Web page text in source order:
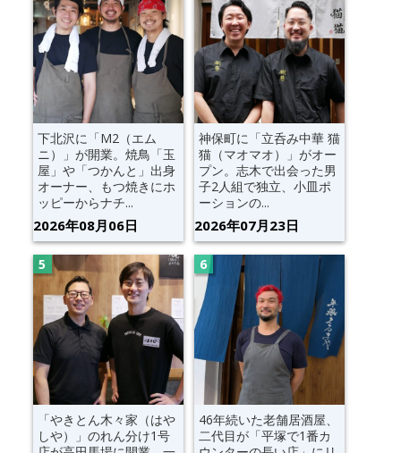
下北沢に「M2（エム
ニ）」が開業。焼鳥「玉
屋」や「つかんと」出身
オーナー、もつ焼きにホ
ッピーからナチ...
2026年08月06日
神保町に「立呑み中華 猫
猫（マオマオ）」がオー
プン。志木で出会った男
子2人組で独立、小皿ポ
ーションの...
2026年07月23日
「やきとん木々家（はや
しや）」のれん分け1号
46年続いた老舗居酒屋、
二代目が「平塚で1番カ